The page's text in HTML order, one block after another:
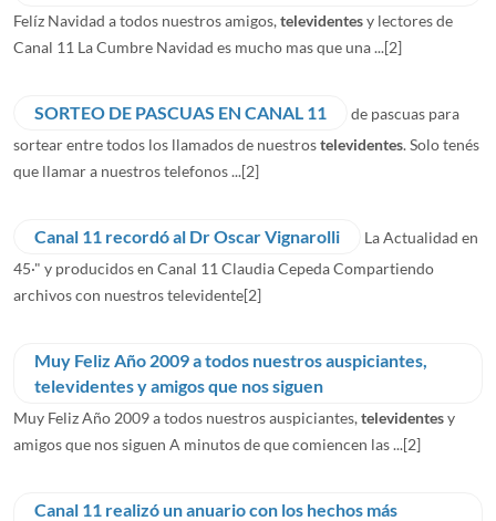
Felíz Navidad a todos nuestros amigos,televidentesy lectores de
Canal 11 La Cumbre Navidad es mucho mas que una ...[2]
SORTEO DE PASCUAS EN CANAL 11
de pascuas para
sortear entre todos los llamados de nuestrostelevidentes. Solo tenés
que llamar a nuestros telefonos ...[2]
Canal 11 recordó al Dr Oscar Vignarolli
La Actualidad en
45·" y producidos en Canal 11 Claudia Cepeda Compartiendo
archivos con nuestros televidente[2]
Muy Feliz Año 2009 a todos nuestros auspiciantes,
televidentes y amigos que nos siguen
Muy Feliz Año 2009 a todos nuestros auspiciantes,televidentesy
amigos que nos siguen A minutos de que comiencen las ...[2]
Canal 11 realizó un anuario con los hechos más